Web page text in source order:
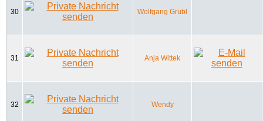
30 Wolfgang Grübl
31 Anja Wittek
32 Wendy